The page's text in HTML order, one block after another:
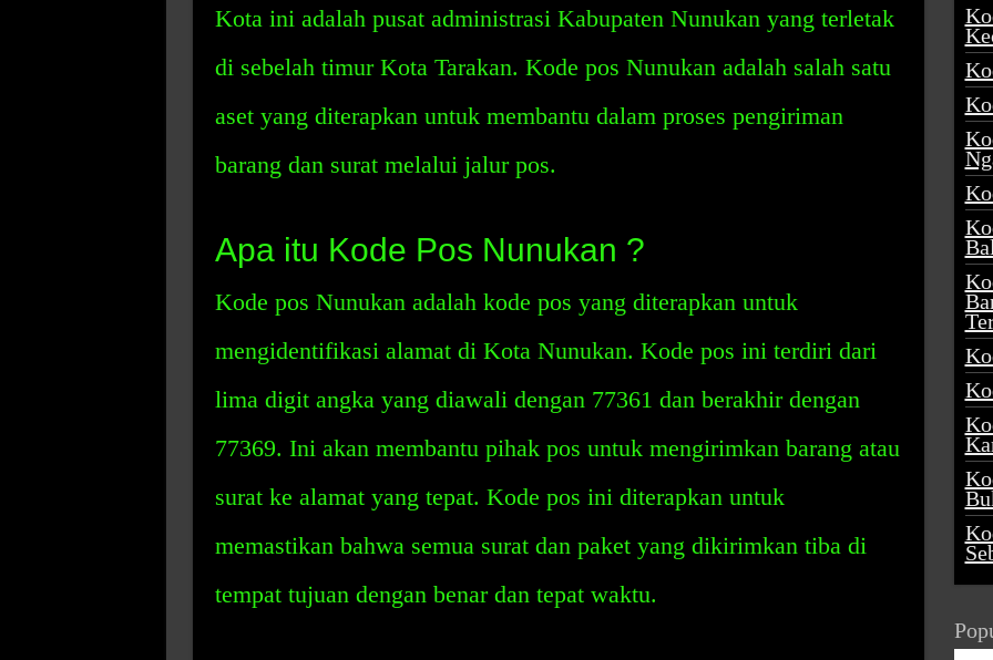
Kota ini adalah pusat administrasi Kabupaten Nunukan yang terletak
di sebelah timur Kota Tarakan. Kode pos Nunukan adalah salah satu
aset yang diterapkan untuk membantu dalam proses pengiriman
barang dan surat melalui jalur pos.
Apa itu Kode Pos Nunukan ?
Kode pos Nunukan adalah kode pos yang diterapkan untuk
mengidentifikasi alamat di Kota Nunukan. Kode pos ini terdiri dari
lima digit angka yang diawali dengan 77361 dan berakhir dengan
77369. Ini akan membantu pihak pos untuk mengirimkan barang atau
surat ke alamat yang tepat. Kode pos ini diterapkan untuk
memastikan bahwa semua surat dan paket yang dikirimkan tiba di
tempat tujuan dengan benar dan tepat waktu.